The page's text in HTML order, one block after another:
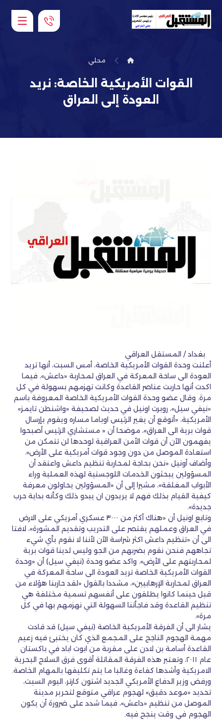
محلي
القوات الأمريكية الخاصة: نريد
العودة إلى العراق
بغداد / المستقل العراقي
أعلنت وحدة القوات الأمريكية الخاصة، أمس السبت، أنها تريد
العودة الى ساحة المعركة في العراق لمحاربة «داعش»، فيما
اكدت أنها حاربت عناصر القاعدة وكانت تهزمهم بسهولة في كل
مرة. وقال عضو وحدة القوات الأمريكية الخاصة المعروفة باسم
«نيفي سيل»، روبرت اونيل في حديث لصحيفة «واشنطن تايمز»
الأمريكية، «أتوقع أن يغير الرئيس اوباما مساره ويقوم بإرسال
قوات برية الى العراق»، موضحا أن « مستشاري الرئيس أصبحوا
يفهمون الآن أن قوات الأمن العراقية لوحدها لن تتمكن من
استعادة الموصل من دون وجود قوات أمريكية على الأرض».
وأضاف أونيل «نحن بحاجة لمحاربة تنظيم داعش واعتقد أن
المسؤولين يبحثون الخدمات اللوجستية لهذه العملية وراء
الأبواب المغلقة»، مشيرا إلى أن «المسؤولين يحاولون معرفة
كيفية القيام بذلك فهم لا يريدون ان يبدو ذلك وكأنه بداية حرب
جديدة».
وتابع اونيل أن «هناك أكثر من ٣٠٠٠ عسكري أمريكي على الارض
في العراق وعملهم يقتصر على التدريب وتقديم المشورة»، لافتا
الى أن «تنظيم داعش اكثر شراسة الآن لأننا لا نقوم بأي شيء
تجاههم فنحن نقوم بضربهم من الجو وليس لدينا قوات برية
لمحاربتهم على الأرض». واكد عضو وحدة (نيفي سيل) أن «وحدة
القوات الأمريكية الخاصة تريد العودة الى ساحة المعركة في
العراق لمحاربة الإرهابيين»، مشددا بالقول «لقد حاربنا هؤلاء من
قبل حينما كانوا يطلقون على أنفسهم تسمية مختلفة هي
تنظيم القاعدة وقد فاجأتنا السهولة التي نهزمهم بها في كل
مرة».
يشار الى أن الفرقة الأمريكية الخاصة (نيفي سيل) قد قادت
مهمة الهجوم الناجح على المجمع الذي كان يختبئ فيه زعيم
القاعدة أسامة بن لادن على مقربة من ابوت اباد في باكستان
عام ٢٠١١، وتعتبر هذه الفرقة المقاتلة أقوى فرق السلاح البحرية
الامريكية وأشدها كفاءة وغالبا ما يتم تكليفها بالمهام الخاصة.
ورفض وزير الدفاع الأمريكي الجديد اشتون كارتر، اليوم السبت،
تحديد «موعد دقيق» لهجوم عراقي متوقع لتحرير مدينة
الموصل من تنظيم «داعش»، فيما شدد على ضرورة أن يكون
الهجوم في وقت ينجح فيه.